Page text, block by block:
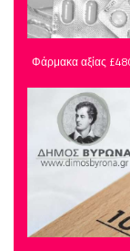
Φάρμακα αξίας